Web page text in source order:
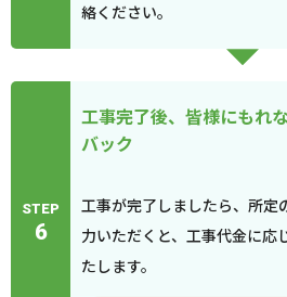
絡ください。
STEP
6
工事完了後、皆様にもれ
バック
工事が完了しましたら、所定
力いただくと、工事代金に応
たします。